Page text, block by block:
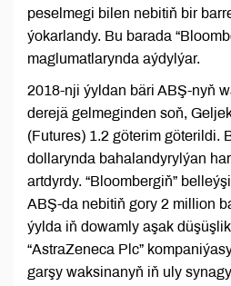
peselmegi bilen nebitiň bir
ýokarlandy. Bu barada
maglumatlarynda aýdylýar.
2018-nji ýyldan bäri ABŞ-nyň
derejä gelmeginden soň,
(Futures) 1.2 göterim göterildi.
dollarynda bahalandyrylýan
artdyrdy. “Bloombergiň”
ABŞ-da nebitiň gory 2 million
ýylda iň dowamly aşak
“AstraZeneca Plc”
garşy waksinanyň iň uly